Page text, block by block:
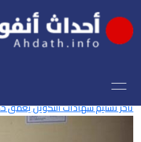
العدل،وزراة الصحة
يعمق خصاص الطب الشرعي بالمغرب